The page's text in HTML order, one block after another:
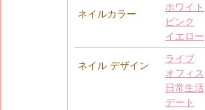
ネイルカラー
ホワイト
ピンク
イエロー
ネイル デザイン
ライブ
オフィス
日常生活
デート